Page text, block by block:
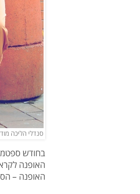
סנדלי הליכה מודל אביב קיץ
בחודש
האופנה
האופנה –